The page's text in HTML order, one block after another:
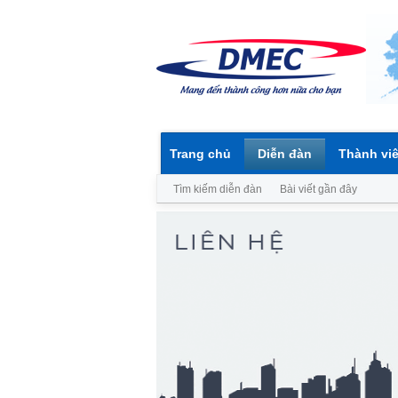
Trang chủ Diễn đàn
Tìm kiếm diễn đàn Bài viết gần đây
Thành